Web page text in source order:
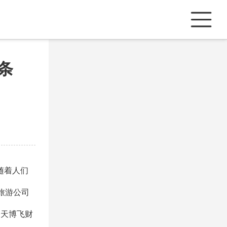
着人们
游公司
博飞财